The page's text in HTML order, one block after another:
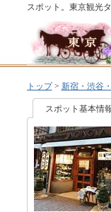
スポット。東京観光
トップ> 新宿・渋谷
スポット基本情